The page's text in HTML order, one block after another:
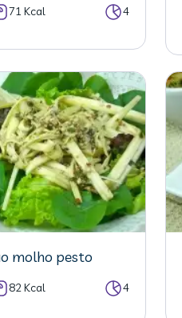
71 Kcal 4
molho pesto
82 Kcal 4